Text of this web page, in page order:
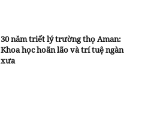
30 năm triết lý trường thọ Aman:
Khoa học hoãn lão và trí tuệ ngàn
xưa